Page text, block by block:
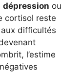
dépression ou
cortisol reste
difficultés
l’estime